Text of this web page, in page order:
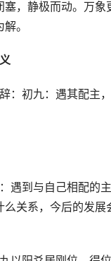
塞，静极而动。万象
。
：初九：遇其配主
遇到与自己相配的
么关系，今后的发展